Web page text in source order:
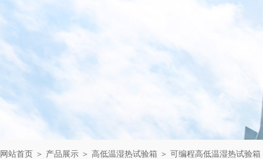
网站首页 ＞ 产品展示 ＞ 高低温湿热试验箱 ＞ 可编程高低温湿热试验箱